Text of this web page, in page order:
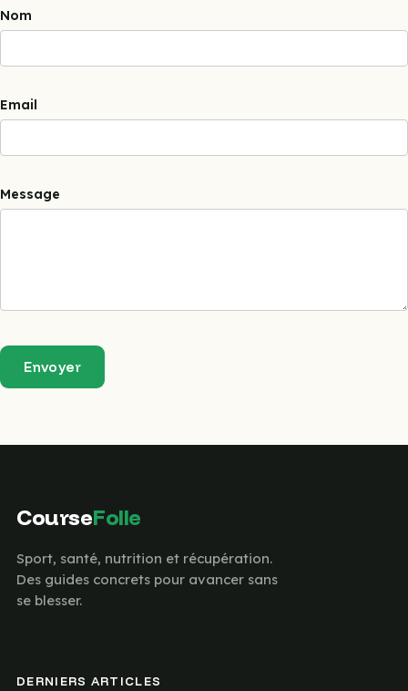
Nom
Email
Message
Envoyer
CourseFolle
Sport, santé, nutrition et récupération.
Des guides concrets pour avancer sans
se blesser.
DERNIERS ARTICLES